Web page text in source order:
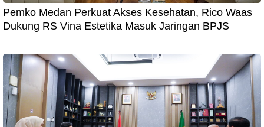
Pemko Medan Perkuat Akses Kesehatan, Rico Waas
Dukung RS Vina Estetika Masuk Jaringan BPJS